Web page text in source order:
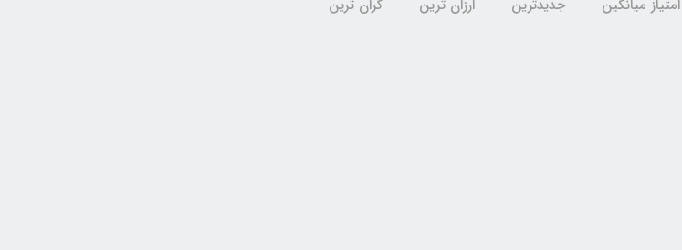
امتیاز میانگین جدیدترین ارزان ترین گران ترین